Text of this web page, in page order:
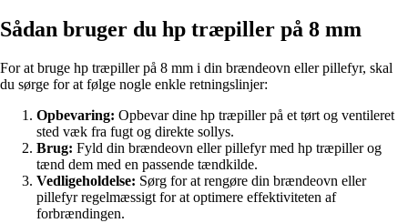
Sådan bruger du hp træpiller på 8 mm
For at bruge hp træpiller på 8 mm i din brændeovn eller pillefyr, skal
du sørge for at følge nogle enkle retningslinjer:
Opbevaring: Opbevar dine hp træpiller på et tørt og ventileret
sted væk fra fugt og direkte sollys.
Brug: Fyld din brændeovn eller pillefyr med hp træpiller og
tænd dem med en passende tændkilde.
Vedligeholdelse: Sørg for at rengøre din brændeovn eller
pillefyr regelmæssigt for at optimere effektiviteten af
forbrændingen.